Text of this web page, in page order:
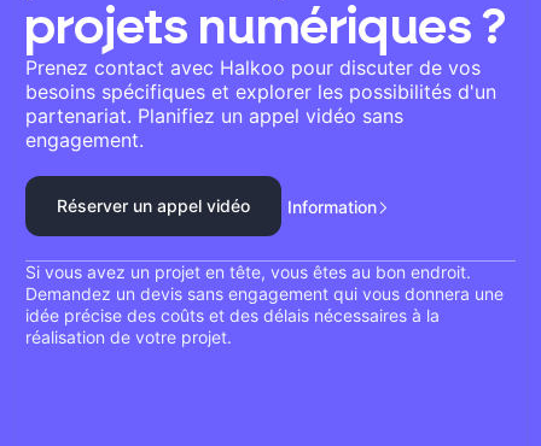
projets numériques ?
Prenez contact avec Halkoo pour discuter de vos
besoins spécifiques et explorer les possibilités d'un
partenariat. Planifiez un appel vidéo sans
engagement.
Réserver un appel vidéo Information
Si vous avez un projet en tête, vous êtes au bon endroit.
Demandez un devis sans engagement qui vous donnera une
idée précise des coûts et des délais nécessaires à la
réalisation de votre projet.